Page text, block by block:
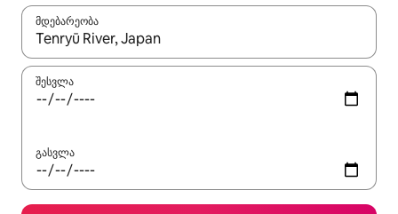
მდებარეობა
როცა შედეგები ხელმისაწვდომი გახდება, ნავიგაციისთვის
შესვლა
გასვლა